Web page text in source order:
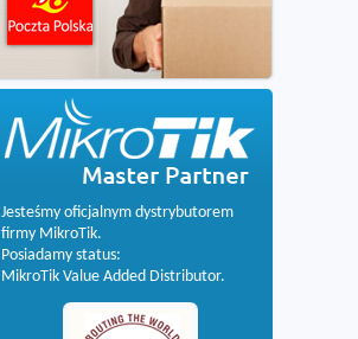
Jesteśmy oficjalnym dystrybutorem
firmy MikroTik.
Posiadamy status:
MikroTik Value Added Distributor.